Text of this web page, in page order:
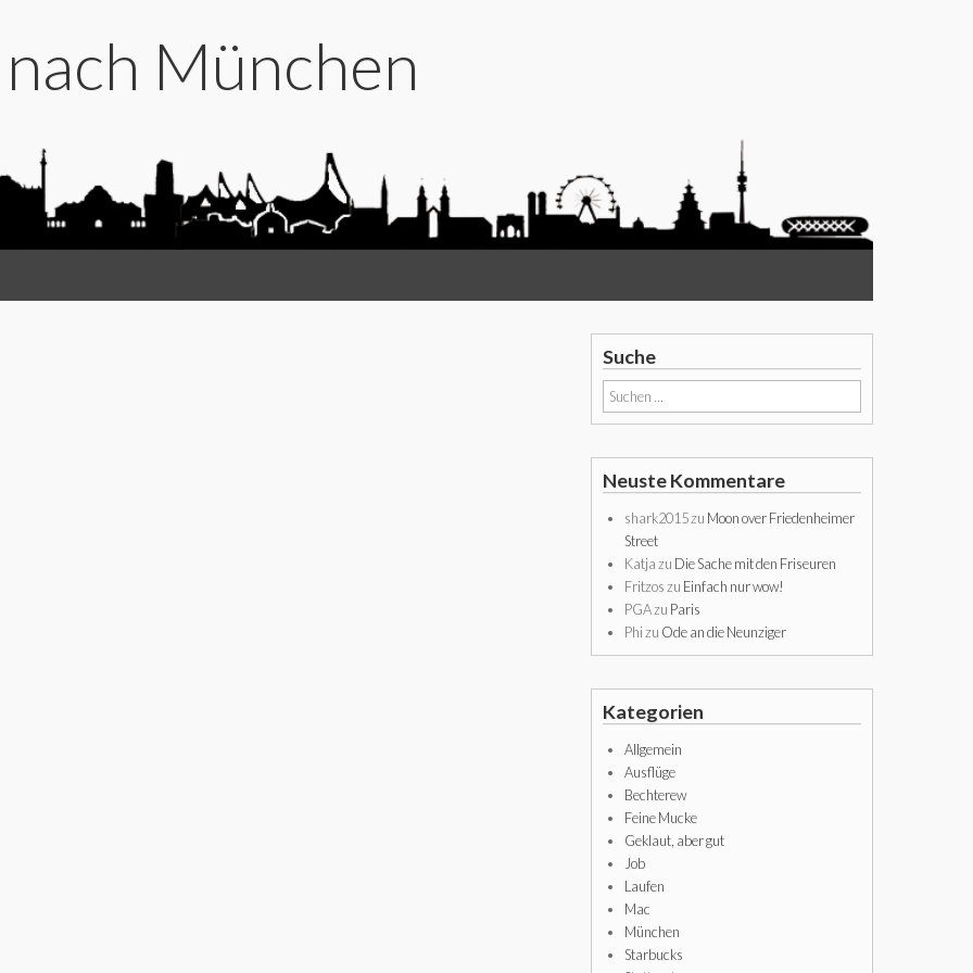
München
Suche
Suchen
nach:
Neuste Kommentare
shark2015zu Moon over Friedenheimer
Street
Katjazu Die Sache mit den Friseuren
Fritzoszu Einfach nur wow!
PGAzu Paris
Phizu Ode an die Neunziger
Kategorien
Allgemein
Ausflüge
Bechterew
Feine Mucke
Geklaut, aber gut
Job
Laufen
Mac
München
Starbucks